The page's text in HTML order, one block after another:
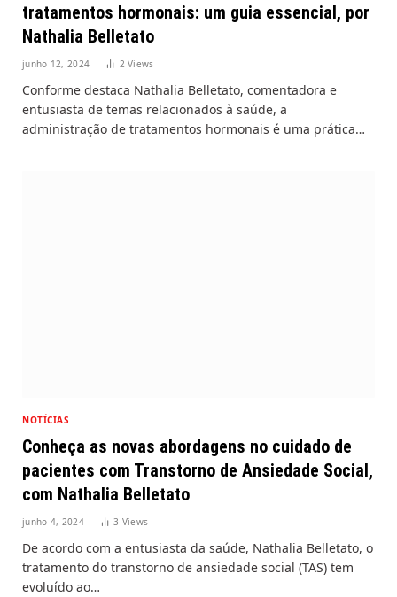
tratamentos hormonais: um guia essencial, por
Nathalia Belletato
junho 12, 2024 2Views
Conforme destaca Nathalia Belletato, comentadora e
entusiasta de temas relacionados à saúde, a
administração de tratamentos hormonais é uma prática…
NOTÍCIAS
Conheça as novas abordagens no cuidado de
pacientes com Transtorno de Ansiedade Social,
com Nathalia Belletato
junho 4, 2024 3 Views
De acordo com a entusiasta da saúde, Nathalia Belletato, o
tratamento do transtorno de ansiedade social (TAS) tem
evoluído ao…